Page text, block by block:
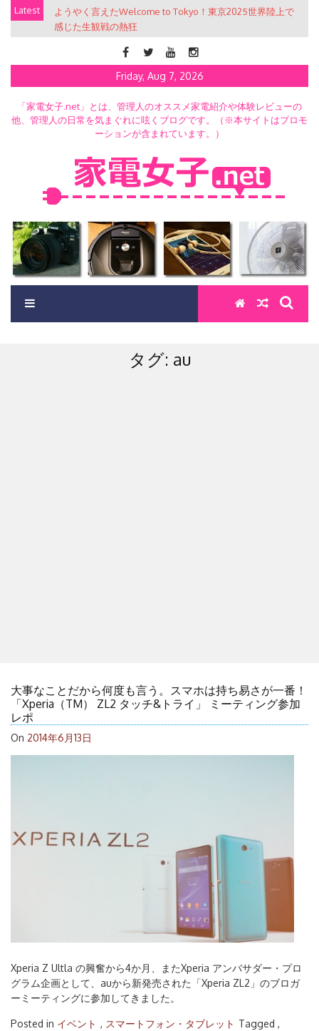
Skip
content
Latest
ようやく言えたWelcome to Tokyo！東京2025世界陸上で
感じた生観戦の熱狂
Friday, Aug 7, 2026
「家電女子.net」とは、管理人のオススメ家電紹介や体験レビューの
他、管理人の日常を気まぐれに呟くブログです。（※本サイトはプロモ
ーションが含まれています。）
タグ: au
大事なことだから何度も言う。スマホは持ち易さが一番！
「Xperia（TM） ZL2 タッチ&トライ」 ミーティング参加
レポ
On 2014年6月13日
Xperia Z Ultla の興奮から4か月、またXperia アンバサダー・プロ
グラム企画として、auから新発売された「Xperia ZL2」のブロガ
ーミーティングに参加してきました。
Posted in イベント , スマートフォン・タブレット Tagged ,